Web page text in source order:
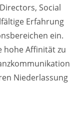
Social
Erfahrung
ein.
hohe Affinität zu
Niederlassung